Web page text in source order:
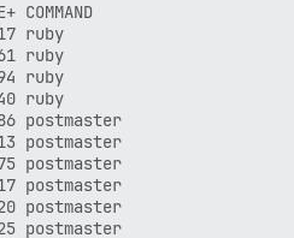
SHR S
10272
10080
9388
3796
21076 S
19760 S
19404 S
17584 S
16504 S
15232 S